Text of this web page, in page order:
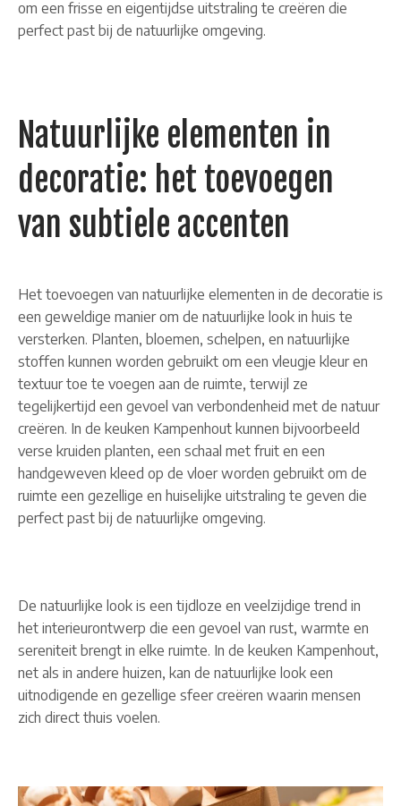
om een frisse en eigentijdse uitstraling te creëren die
perfect past bij de natuurlijke omgeving.
Natuurlijke elementen in
decoratie: het toevoegen
van subtiele accenten
Het toevoegen van natuurlijke elementen in de decoratie is
een geweldige manier om de natuurlijke look in huis te
versterken. Planten, bloemen, schelpen, en natuurlijke
stoffen kunnen worden gebruikt om een vleugje kleur en
textuur toe te voegen aan de ruimte, terwijl ze
tegelijkertijd een gevoel van verbondenheid met de natuur
creëren. In de keuken Kampenhout kunnen bijvoorbeeld
verse kruiden planten, een schaal met fruit en een
handgeweven kleed op de vloer worden gebruikt om de
ruimte een gezellige en huiselijke uitstraling te geven die
perfect past bij de natuurlijke omgeving.
De natuurlijke look is een tijdloze en veelzijdige trend in
het interieurontwerp die een gevoel van rust, warmte en
sereniteit brengt in elke ruimte. In de keuken Kampenhout,
net als in andere huizen, kan de natuurlijke look een
uitnodigende en gezellige sfeer creëren waarin mensen
zich direct thuis voelen.